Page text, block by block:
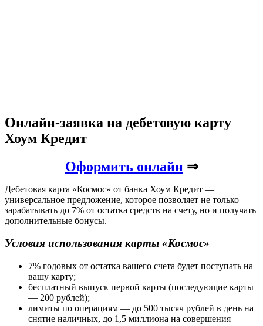
Онлайн-заявка на дебетовую карту
Хоум Кредит
Оформить онлайн⇒
Дебетовая карта «Космос» от банка Хоум Кредит —
универсальное предложение, которое позволяет не только
зарабатывать до 7% от остатка средств на счету, но и получать
дополнительные бонусы.
Условия использования карты «Космос»
7% годовых от остатка вашего счета будет поступать на
вашу карту;
бесплатный выпуск первой карты (последующие карты
— 200 рублей);
лимиты по операциям — до 500 тысяч рублей в день на
снятие наличных, до 1,5 миллиона на совершения